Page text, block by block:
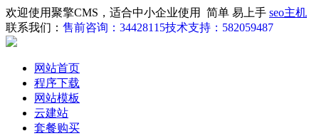
欢迎使用聚擎CMS，适合中小企业使用 简单 易上手 seo主机
联系我们： 售前咨询：34428115技术支持：582059487
网站首页
程序下载
网站模板
云建站
套餐购买